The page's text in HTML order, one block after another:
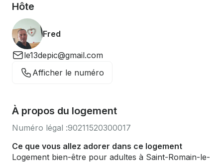
Hôte
Fred
le13depic@gmail.com
Afficher le numéro
À propos du logement
Numéro légal :90211520300017
Ce que vous allez adorer dans ce logement
Logement bien-être pour adultes à Saint-Romain-le-